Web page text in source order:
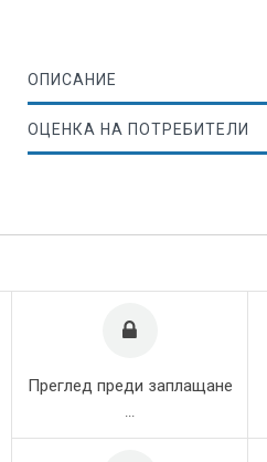
ОПИСАНИЕ
ОЦЕНКА НА ПОТРЕБИТЕЛИ
Преглед преди заплащане